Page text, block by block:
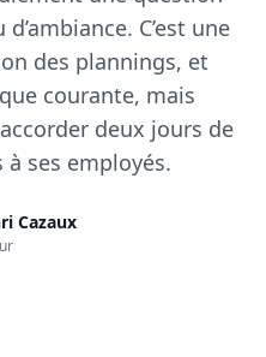
C’est une
des plannings, et
courante, mais
deux jours de
ses employés.
Cazaux